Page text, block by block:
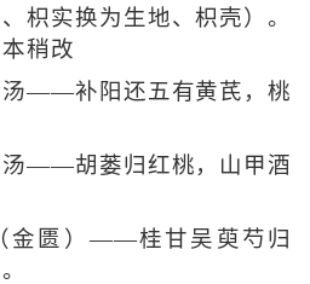
枳实换为生地、枳壳）。
稍改
——补阳还五有黄芪，桃
——胡蒌归红桃，山甲酒
匮）——桂甘吴萸芍归